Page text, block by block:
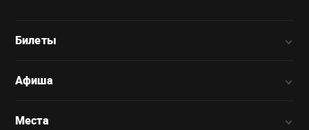
Билеты
Афиша
Места